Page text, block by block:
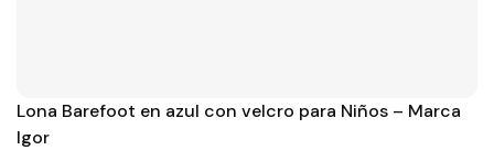
Lona Barefoot en azul con velcro para Niños – Marca
Igor